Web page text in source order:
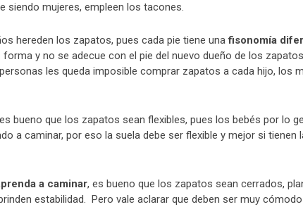
siendo mujeres, empleen los tacones.
hereden los zapatos, pues cada pie tiene unafisonomía
forma y no se adecue con el pie del nuevo dueño de los
les queda imposible comprar zapatos a cada hijo, los
bueno que los zapatos sean flexibles, pues los bebés por lo
a caminar, por eso la suela debe ser flexible y mejor si tienen
a caminar, es bueno que los zapatos sean cerrados,
estabilidad. Pero vale aclarar que deben ser muy